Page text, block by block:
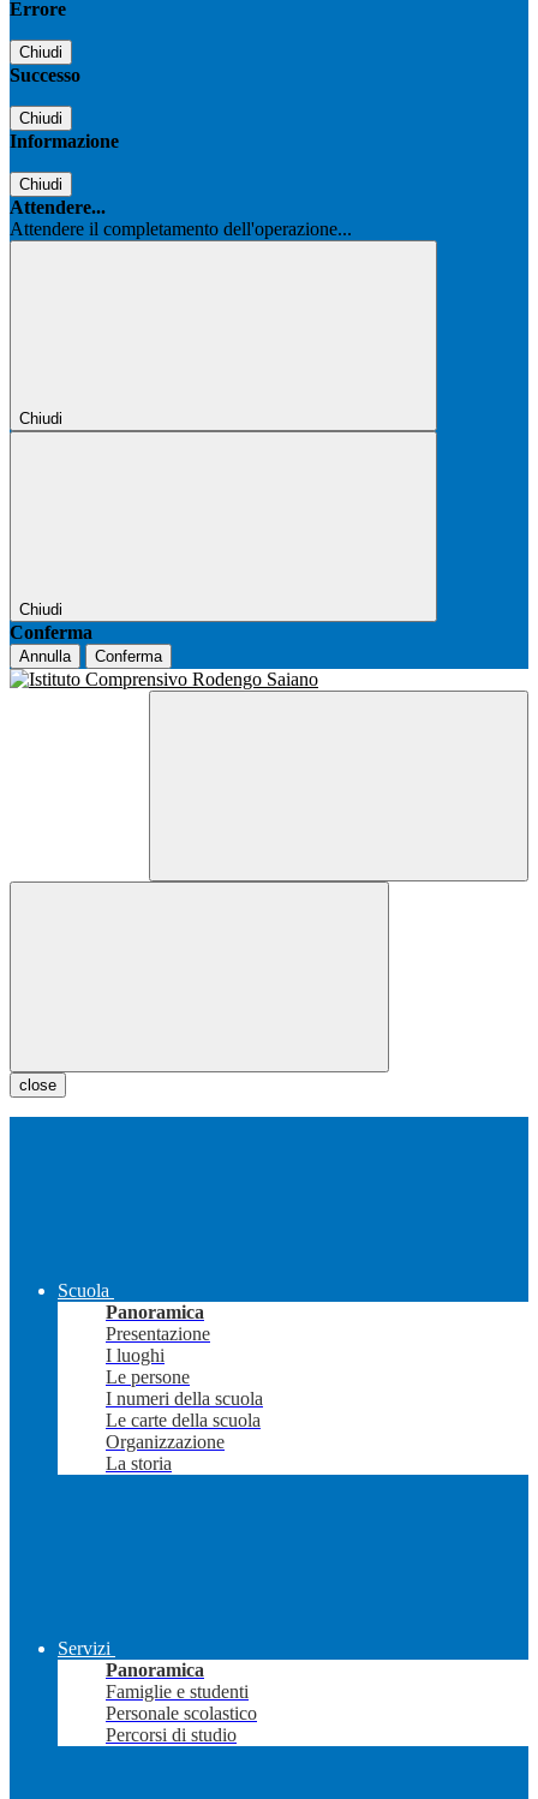
Errore
Chiudi
Successo
Chiudi
Informazione
Chiudi
Attendere...
Attendere il completamento dell'operazione...
Chiudi
Chiudi
Conferma
Annulla Conferma
close
Scuola
Panoramica
Presentazione
I luoghi
Le persone
I numeri della scuola
Le carte della scuola
Organizzazione
La storia
Servizi
Panoramica
Famiglie e studenti
Personale scolastico
Percorsi di studio